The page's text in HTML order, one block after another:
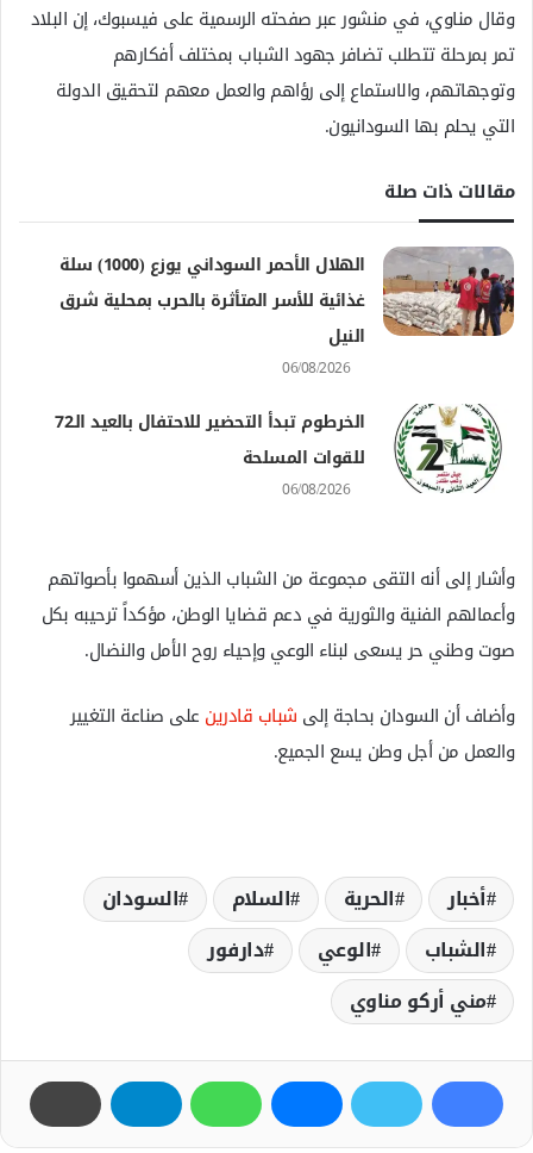
وقال مناوي، في منشور عبر صفحته الرسمية على فيسبوك، إن البلاد
تمر بمرحلة تتطلب تضافر جهود الشباب بمختلف أفكارهم
وتوجهاتهم، والاستماع إلى رؤاهم والعمل معهم لتحقيق الدولة
التي يحلم بها السودانيون.
مقالات ذات صلة
الهلال الأحمر السوداني يوزع (1000) سلة
غذائية للأسر المتأثرة بالحرب بمحلية شرق
النيل
06/08/2026
الخرطوم تبدأ التحضير للاحتفال بالعيد الـ72
للقوات المسلحة
06/08/2026
وأشار إلى أنه التقى مجموعة من الشباب الذين أسهموا بأصواتهم
وأعمالهم الفنية والثورية في دعم قضايا الوطن، مؤكداً ترحيبه بكل
صوت وطني حر يسعى لبناء الوعي وإحياء روح الأمل والنضال.
وأضاف أن السودان بحاجة إلى شباب قادرين على صناعة التغيير
والعمل من أجل وطن يسع الجميع.
أخبار الحرية السلام
السودان
الشباب
الوعي
دارفور
مني أركو مناوي